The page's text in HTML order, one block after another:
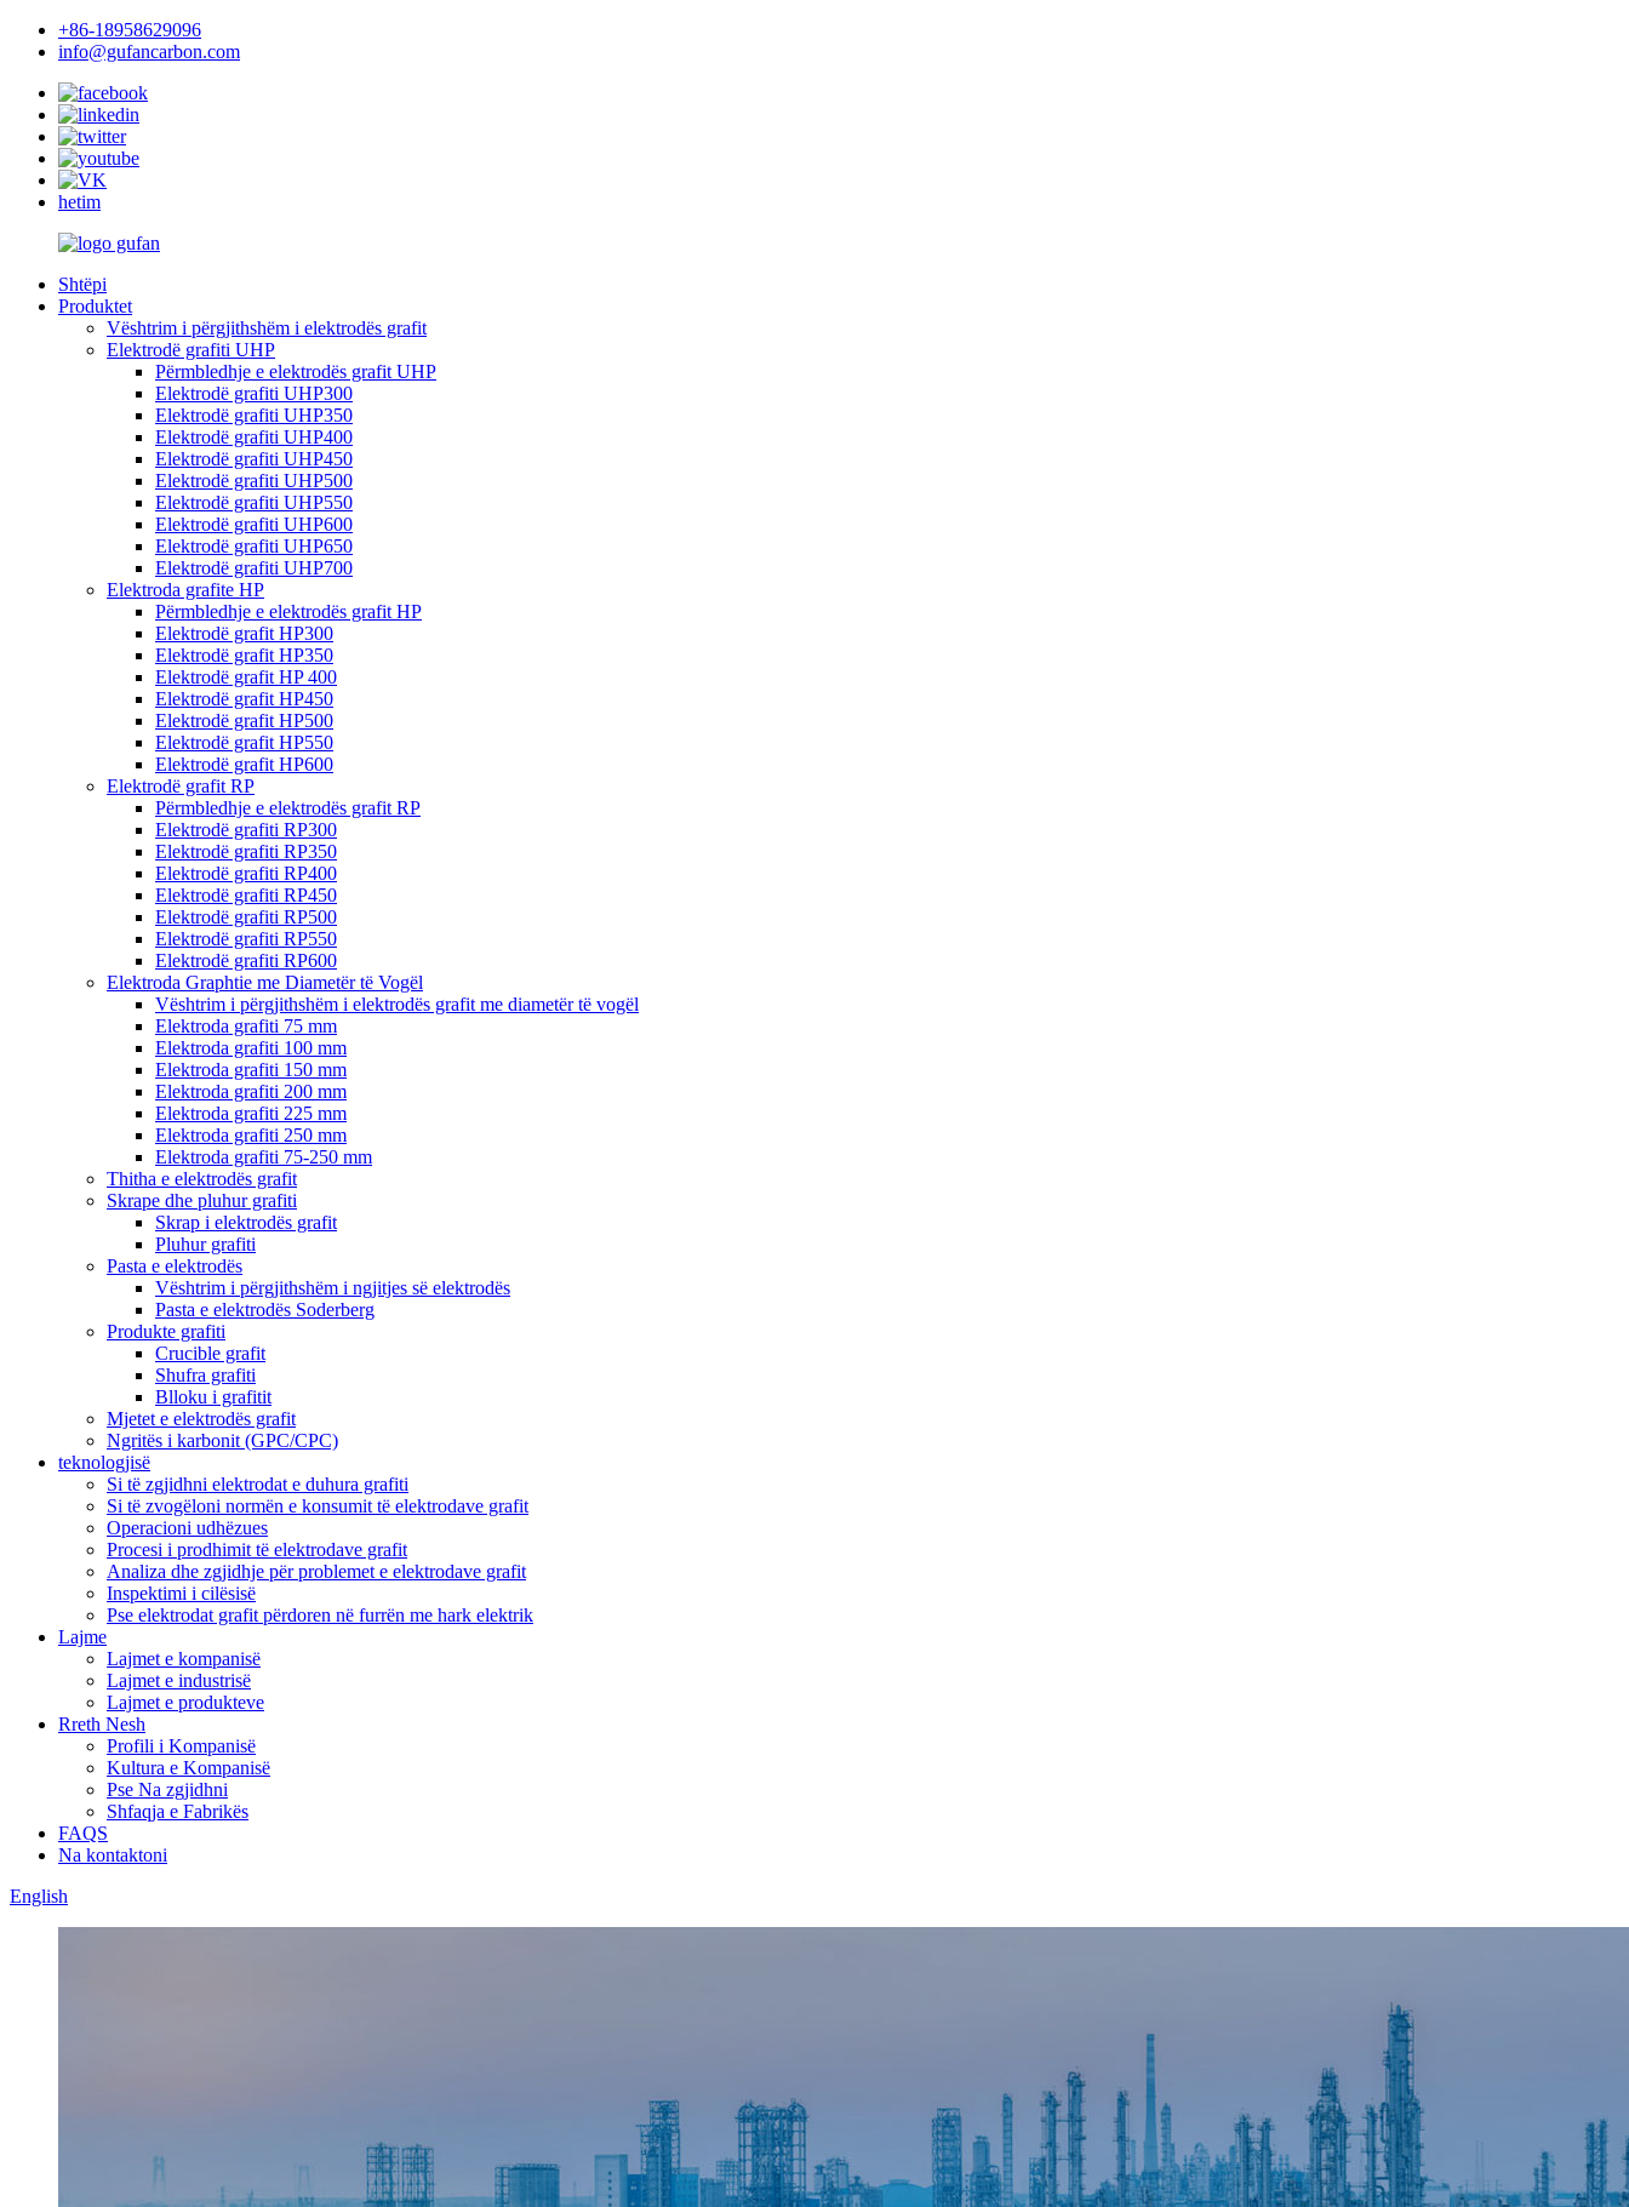
+86-18958629096
info@gufancarbon.com
hetim
Shtëpi
Produktet
Vështrim i përgjithshëm i elektrodës grafit
Elektrodë grafiti UHP
Përmbledhje e elektrodës grafit UHP
Elektrodë grafiti UHP300
Elektrodë grafiti UHP350
Elektrodë grafiti UHP400
Elektrodë grafiti UHP450
Elektrodë grafiti UHP500
Elektrodë grafiti UHP550
Elektrodë grafiti UHP600
Elektrodë grafiti UHP650
Elektrodë grafiti UHP700
Elektroda grafite HP
Përmbledhje e elektrodës grafit HP
Elektrodë grafit HP300
Elektrodë grafit HP350
Elektrodë grafit HP 400
Elektrodë grafit HP450
Elektrodë grafit HP500
Elektrodë grafit HP550
Elektrodë grafit HP600
Elektrodë grafit RP
Përmbledhje e elektrodës grafit RP
Elektrodë grafiti RP300
Elektrodë grafiti RP350
Elektrodë grafiti RP400
Elektrodë grafiti RP450
Elektrodë grafiti RP500
Elektrodë grafiti RP550
Elektrodë grafiti RP600
Elektroda Graphtie me Diametër të Vogël
Vështrim i përgjithshëm i elektrodës grafit me diametër të vogël
Elektroda grafiti 75 mm
Elektroda grafiti 100 mm
Elektroda grafiti 150 mm
Elektroda grafiti 200 mm
Elektroda grafiti 225 mm
Elektroda grafiti 250 mm
Elektroda grafiti 75-250 mm
Thitha e elektrodës grafit
Skrape dhe pluhur grafiti
Skrap i elektrodës grafit
Pluhur grafiti
Pasta e elektrodës
Vështrim i përgjithshëm i ngjitjes së elektrodës
Pasta e elektrodës Soderberg
Produkte grafiti
Crucible grafit
Shufra grafiti
Blloku i grafitit
Mjetet e elektrodës grafit
Ngritës i karbonit (GPC/CPC)
teknologjisë
Si të zgjidhni elektrodat e duhura grafiti
Si të zvogëloni normën e konsumit të elektrodave grafit
Operacioni udhëzues
Procesi i prodhimit të elektrodave grafit
Analiza dhe zgjidhje për problemet e elektrodave grafit
Inspektimi i cilësisë
Pse elektrodat grafit përdoren në furrën me hark elektrik
Lajme
Lajmet e kompanisë
Lajmet e industrisë
Lajmet e produkteve
Rreth Nesh
Profili i Kompanisë
Kultura e Kompanisë
Pse Na zgjidhni
Shfaqja e Fabrikës
FAQS
Na kontaktoni
English